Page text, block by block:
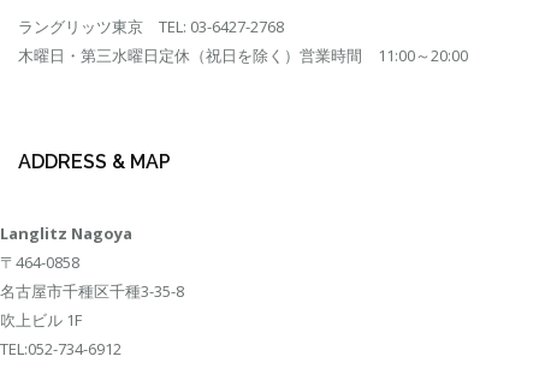
ラングリッツ東京 TEL: 03-6427-2768
木曜日・第三水曜日定休（祝日を除く）営業時間 11:00～20:00
ADDRESS & MAP
Langlitz Nagoya
〒464-0858
名古屋市千種区千種3-35-8
吹上ビル 1F
TEL:052-734-6912